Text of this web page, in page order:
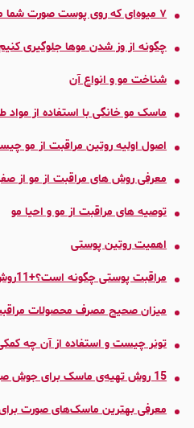
٧ میوه‌ای که روی پوست صورت شما معجزه می‌کنند!
چگونه از وز شدن موها جلوگیری
شناخت مو و انواع آن
ماسک مو خانگی با استفاده از مواد
اصول اولیه روتین مراقبت از مو
معرفی روش های مراقبت از مو از
توصیه های مراقبت از مو و احیا مو
اهمیت روتین پوستی
مراقبت پوستی چگونه است؟+11روش داشتن پوست جوان
میزان صحیح مصرف محصولات
تونر چیست و استفاده از آن چه
15 روش تهیه‌ی ماسک برای جوش صورت با مواد طبیعی
معرفی بهترین ماسک‌های صورت